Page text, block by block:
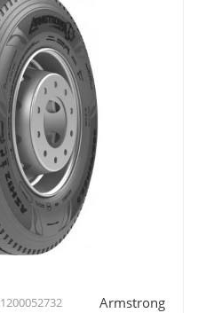
1200052732 Armstrong